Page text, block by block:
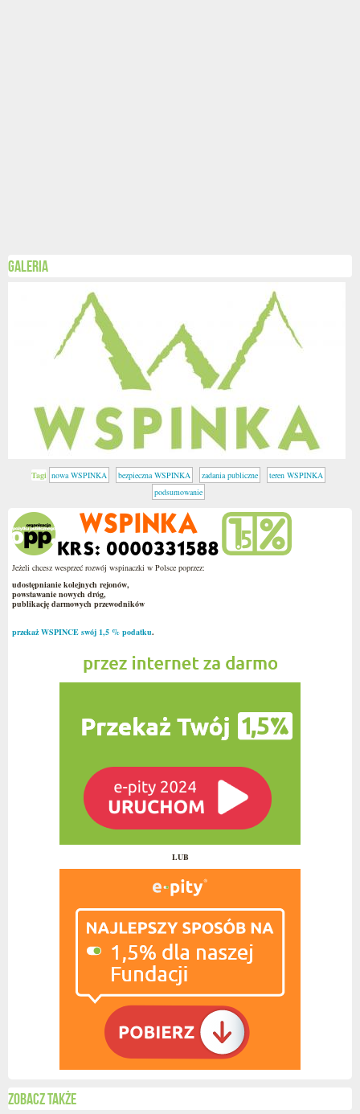
Galeria
Tagi nowa WSPINKA bezpieczna WSPINKA zadania publiczne
teren WSPINKA
podsumowanie
Jeżeli chcesz wesprzeć rozwój wspinaczki w Polsce poprzez:
udostępnianie kolejnych rejonów,
powstawanie nowych dróg,
publikację darmowych przewodników
przekaż WSPINCE swój 1,5 % podatku.
LUB
Zobacz także